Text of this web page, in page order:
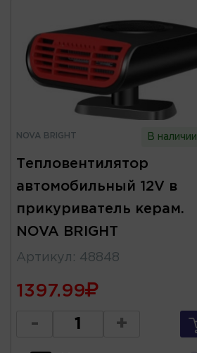
NOVA BRIGHT В наличии
Тепловентилятор
автомобильный 12V в
прикуриватель керам.
NOVA BRIGHT
Артикул : 48848
1397.99
- +